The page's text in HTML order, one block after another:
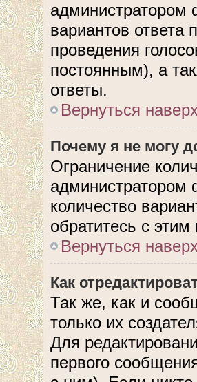
администратором
вариантов ответа
проведения
постоянным), а
ответы.
Вернуться
Почему я не могу
Ограничение
количество
обратитесь с
Вернуться
Как
Так же, как и
только их
Для
первого